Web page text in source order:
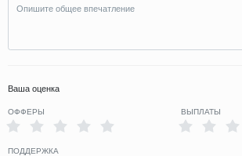
Ваша оценка
ОФФЕРЫ ВЫПЛАТЫ
ПОДДЕРЖКА